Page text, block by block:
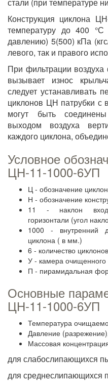
Конструкция циклона
температуру до 400 °С
давлению) 5(500) кПа
левого, так и правого
При фильтрации воздуха
вызывает износ
следует устанавливать
циклонов ЦН патрубки с
могут быть
выходом воздуха
каждого циклона,
Условное
ЦН-11-1000-6УП
Ц - обозначение
Н - обозначение
11 - наклон
горизонтали (угол
1000 - внутренний
циклона ( в мм.)
6 - количество
У - камера очищенного
П - пирамидальная
Основные
ЦН-11-1000-6УП
Температура
Давление
Массовая
для слабослипающихся
для среднеслипающихся